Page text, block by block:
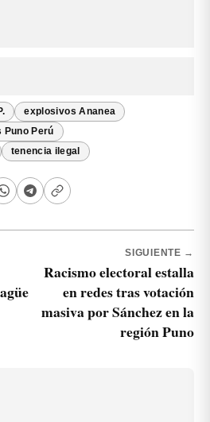
explosivos Ananea
Puno Perú
tenencia ilegal
SIGUIENTE →
Racismo electoral estalla
en redes tras votación
masiva por Sánchez en la
región Puno